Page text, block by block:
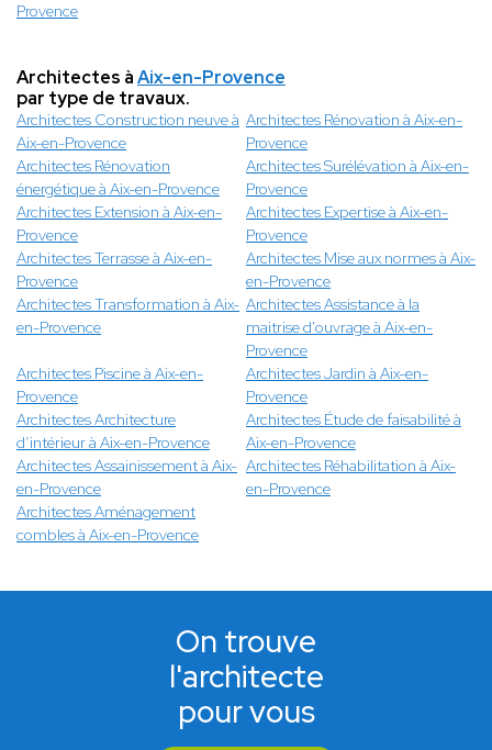
Provence
Architectes àAix-en-Provence
par type de travaux.
Architectes Construction neuve à
Aix-en-Provence
Architectes Rénovation à Aix-en-
Provence
Architectes Rénovation
énergétique à Aix-en-Provence
Architectes Surélévation à Aix-en-
Provence
Architectes Extension à Aix-en-
Provence
Architectes Expertise à Aix-en-
Provence
Architectes Terrasse à Aix-en-
Provence
Architectes Mise aux normes à Aix-
en-Provence
Architectes Transformation à Aix-
en-Provence
Architectes Assistance à la
maitrise d'ouvrage à Aix-en-
Provence
Architectes Piscine à Aix-en-
Provence
Architectes Jardin à Aix-en-
Provence
Architectes Architecture
d’intérieur à Aix-en-Provence
Architectes Étude de faisabilité à
Aix-en-Provence
Architectes Assainissement à Aix-
en-Provence
Architectes Réhabilitation à Aix-
en-Provence
Architectes Aménagement
combles à Aix-en-Provence
On trouve
l'architecte
pour vous